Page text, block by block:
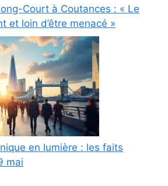
Court à Coutances : « Le
et loin d’être menacé »
en lumière : les faits
mai